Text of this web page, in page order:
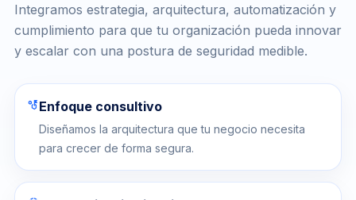
Integramos estrategia, arquitectura, automatización y
cumplimiento para que tu organización pueda innovar
y escalar con una postura de seguridad medible.
strategyEnfoque consultivo
Diseñamos la arquitectura que tu negocio necesita
para crecer de forma segura.